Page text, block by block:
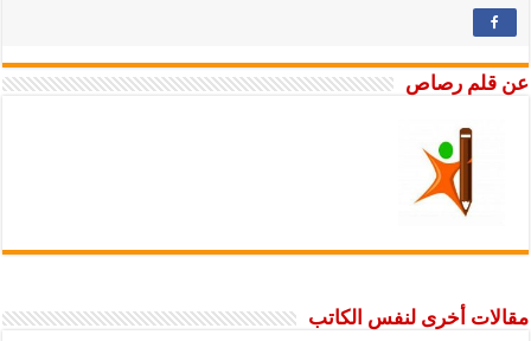
عن قلم رصاص
مقالات أخرى لنفس الكاتب